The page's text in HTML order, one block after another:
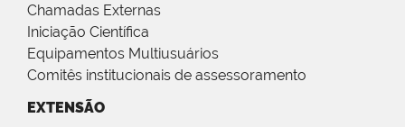
Chamadas Externas
Iniciação Científica
Equipamentos Multiusuários
Comitês institucionais de assessoramento
EXTENSÃO